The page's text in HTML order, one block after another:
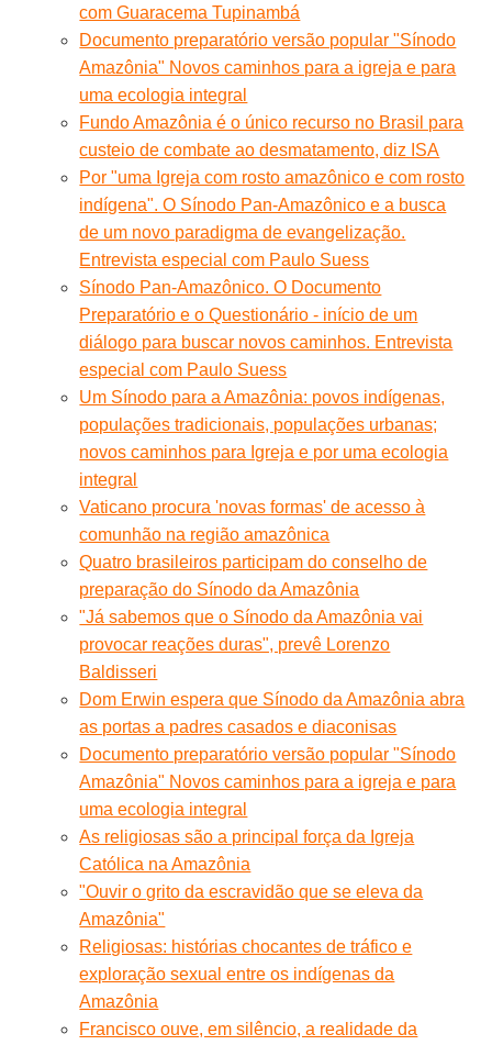
com Guaracema Tupinambá
Documento preparatório versão popular "Sínodo
Amazônia" Novos caminhos para a igreja e para
uma ecologia integral
Fundo Amazônia é o único recurso no Brasil para
custeio de combate ao desmatamento, diz ISA
Por "uma Igreja com rosto amazônico e com rosto
indígena". O Sínodo Pan-Amazônico e a busca
de um novo paradigma de evangelização.
Entrevista especial com Paulo Suess
Sínodo Pan-Amazônico. O Documento
Preparatório e o Questionário - início de um
diálogo para buscar novos caminhos. Entrevista
especial com Paulo Suess
Um Sínodo para a Amazônia: povos indígenas,
populações tradicionais, populações urbanas;
novos caminhos para Igreja e por uma ecologia
integral
Vaticano procura 'novas formas' de acesso à
comunhão na região amazônica
Quatro brasileiros participam do conselho de
preparação do Sínodo da Amazônia
"Já sabemos que o Sínodo da Amazônia vai
provocar reações duras", prevê Lorenzo
Baldisseri
Dom Erwin espera que Sínodo da Amazônia abra
as portas a padres casados e diaconisas
Documento preparatório versão popular "Sínodo
Amazônia" Novos caminhos para a igreja e para
uma ecologia integral
As religiosas são a principal força da Igreja
Católica na Amazônia
"Ouvir o grito da escravidão que se eleva da
Amazônia"
Religiosas: histórias chocantes de tráfico e
exploração sexual entre os indígenas da
Amazônia
Francisco ouve, em silêncio, a realidade da